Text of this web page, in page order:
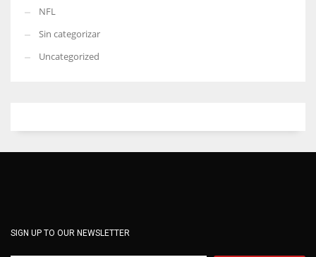
NFL
Sin categorizar
Uncategorized
SIGN UP TO OUR NEWSLETTER